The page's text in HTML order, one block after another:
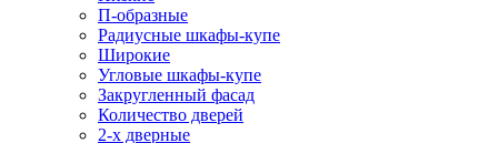
П-образные
Радиусные шкафы-купе
Широкие
Угловые шкафы-купе
Закругленный фасад
Количество дверей
2-х дверные